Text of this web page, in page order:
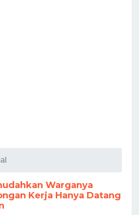
Warganya
Kerja Hanya Datang